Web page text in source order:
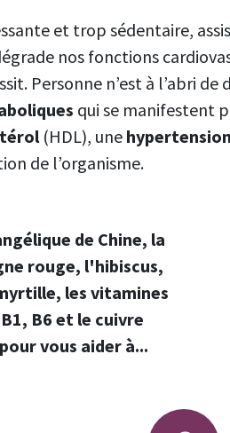
et trop sédentaire,
nos fonctions
Personne n’est à l’abri
qui se manifestent
(HDL), une
de l’organisme.
de Chine, la
rouge, l'hibiscus,
les vitamines
B1, B6 et le cuivre
pour vous aider à...